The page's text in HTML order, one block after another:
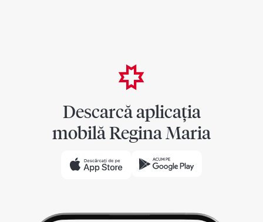
Descarcă aplicația
mobilă Regina Maria